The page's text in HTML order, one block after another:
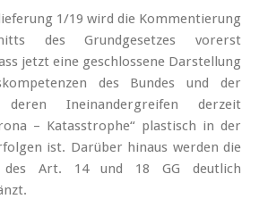
1/19 wird die Kommentierung
des Grundgesetzes vorerst
jetzt eine geschlossene Darstellung
des Bundes und der
Ineinandergreifen derzeit
– Katasstrophe“ plastisch in der
ist. Darüber hinaus werden die
des Art. 14 und 18 GG deutlich